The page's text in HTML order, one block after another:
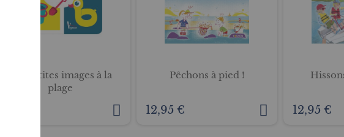
Mes p'tites images à la
plage
Pêchons à pied !
12,95 € 12,95 €